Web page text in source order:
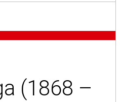
(1868 –